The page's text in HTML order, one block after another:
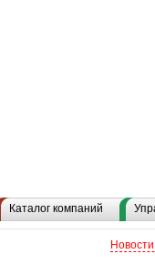
Каталог компаний